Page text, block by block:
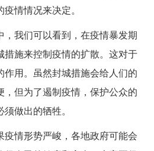
情情况来决定。
我们可以看到，在疫情暴发期
措施来控制疫情的扩散。这对于
用。虽然封城措施会给人们的
但为了遏制疫情，保护公众的
做出的牺牲。
疫情形势严峻，各地政府可能会